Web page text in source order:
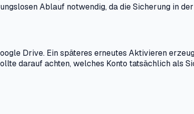
Ablauf notwendig, da die Sicherung in
Drive. Ein späteres erneutes Aktivieren
darauf achten, welches Konto tatsächlich als